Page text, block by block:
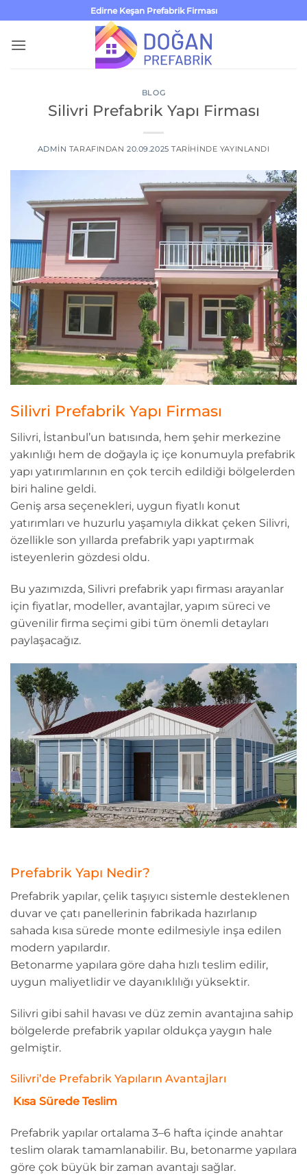
atla
Edirne Keşan Prefabrik Firması
BLOG
Silivri Prefabrik Yapı Firması
ADMIN TARAFINDAN 20.09.2025 TARIHINDE YAYINLANDI
Silivri Prefabrik Yapı Firması
Silivri, İstanbul’un batısında, hem şehir merkezine
yakınlığı hem de doğayla iç içe konumuyla prefabrik
yapı yatırımlarının en çok tercih edildiği bölgelerden
biri haline geldi.
Geniş arsa seçenekleri, uygun fiyatlı konut
yatırımları ve huzurlu yaşamıyla dikkat çeken Silivri,
özellikle son yıllarda prefabrik yapı yaptırmak
isteyenlerin gözdesi oldu.
Bu yazımızda, Silivri prefabrik yapı firması arayanlar
için fiyatlar, modeller, avantajlar, yapım süreci ve
güvenilir firma seçimi gibi tüm önemli detayları
paylaşacağız.
Prefabrik Yapı Nedir?
Prefabrik yapılar, çelik taşıyıcı sistemle desteklenen
duvar ve çatı panellerinin fabrikada hazırlanıp
sahada kısa sürede monte edilmesiyle inşa edilen
modern yapılardır.
Betonarme yapılara göre daha hızlı teslim edilir,
uygun maliyetlidir ve dayanıklılığı yüksektir.
Silivri gibi sahil havası ve düz zemin avantajına sahip
bölgelerde prefabrik yapılar oldukça yaygın hale
gelmiştir.
Silivri’de Prefabrik Yapıların Avantajları
Kısa Sürede Teslim
Prefabrik yapılar ortalama 3–6 hafta içinde anahtar
teslim olarak tamamlanabilir. Bu, betonarme yapılara
göre çok büyük bir zaman avantajı sağlar.